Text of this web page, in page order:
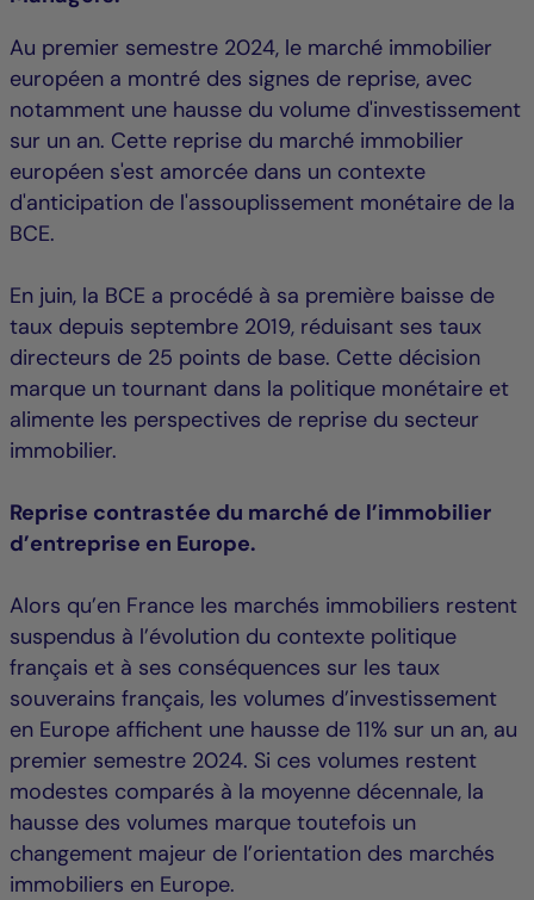
Au premier semestre 2024, le marché immobilier
européen a montré des signes de reprise, avec
notamment une hausse du volume d'investissement
sur un an. Cette reprise du marché immobilier
européen s'est amorcée dans un contexte
d'anticipation de l'assouplissement monétaire de la
BCE.
En juin, la BCE a procédé à sa première baisse de
taux depuis septembre 2019, réduisant ses taux
directeurs de 25 points de base. Cette décision
marque un tournant dans la politique monétaire et
alimente les perspectives de reprise du secteur
immobilier.
Reprise contrastée du marché de l’immobilier
d’entreprise en Europe.
Alors qu’en France les marchés immobiliers restent
suspendus à l’évolution du contexte politique
français et à ses conséquences sur les taux
souverains français, les volumes d’investissement
en Europe affichent une hausse de 11% sur un an, au
premier semestre 2024. Si ces volumes restent
modestes comparés à la moyenne décennale, la
hausse des volumes marque toutefois un
changement majeur de l’orientation des marchés
immobiliers en Europe.